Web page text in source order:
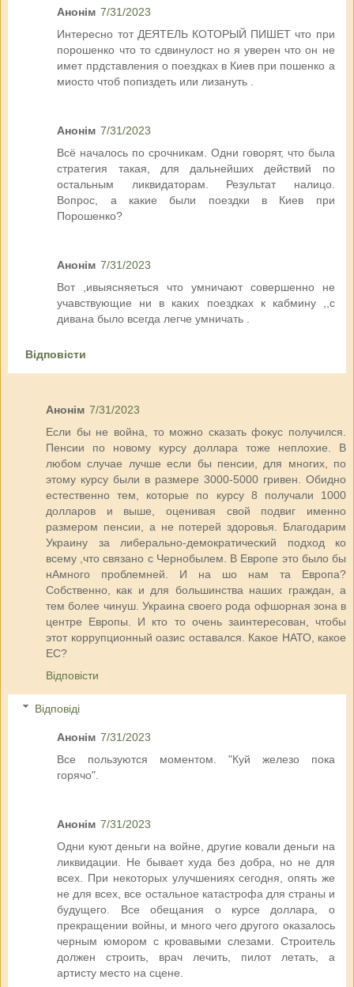
Анонім 7/31/2023
Интересно тот ДЕЯТЕЛЬ КОТОРЫЙ ПИШЕТ что при
порошенко что то сдвинулост но я уверен что он не
имет прдставления о поездках в Киев при пошенко а
миосто чтоб попиздеть или лизануть .
Анонім 7/31/2023
Всё началось по срочникам. Одни говорят, что была
стратегия такая, для дальнейших действий по
остальным ликвидаторам. Результат налицо.
Вопрос, а какие были поездки в Киев при
Порошенко?
Анонім 7/31/2023
Вот ,ивыясняеться что умничают совершенно не
учавствующие ни в каких поездках к кабмину ,,с
дивана было всегда легче умничать .
Відповісти
Анонім 7/31/2023
Если бы не война, то можно сказать фокус получился.
Пенсии по новому курсу доллара тоже неплохие. В
любом случае лучше если бы пенсии, для многих, по
этому курсу были в размере 3000-5000 гривен. Обидно
естественно тем, которые по курсу 8 получали 1000
долларов и выше, оценивая свой подвиг именно
размером пенсии, а не потерей здоровья. Благодарим
Украину за либерально-демократический подход ко
всему ,что связано с Чернобылем. В Европе это было бы
нАмного проблемней. И на шо нам та Европа?
Собственно, как и для большинства наших граждан, а
тем более чинуш. Украина своего рода офшорная зона в
центре Европы. И кто то очень заинтересован, чтобы
этот коррупционный оазис оставался. Какое НАТО, какое
ЕС?
Відповісти
Відповіді
Анонім 7/31/2023
Все пользуются моментом. "Куй железо пока
горячо".
Анонім 7/31/2023
Одни куют деньги на войне, другие ковали деньги на
ликвидации. Не бывает худа без добра, но не для
всех. При некоторых улучшениях сегодня, опять же
не для всех, все остальное катастрофа для страны и
будущего. Все обещания о курсе доллара, о
прекращении войны, и много чего другого оказалось
черным юмором с кровавыми слезами. Строитель
должен строить, врач лечить, пилот летать, а
артисту место на сцене.